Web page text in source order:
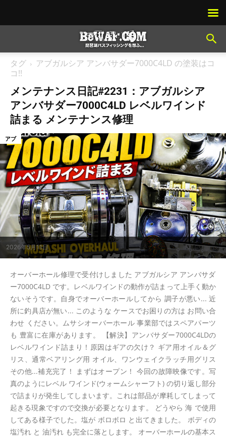
タグ
アブガルシア アンバサダー7000C4LD の塗装はコ
コ!!
メンテナンス日記#2231：アブガルシア
アンバサダー7000C4LD レベルワインド
詰まる メンテナンス修理
2026年5月11日
アブ
オーバーホール修理で受付けしました アブガルシア アンバサダ
ー7000C4LD です。レベルワインドの動作が詰まって上手く動か
ないそうです。自身でオーバーホールしてから 調子が悪い... 近
所に釣具店が無い... このような ケースでお困りの方は お問い合
わせ ください。ムサシオーバーホール 事業部ではスペアパーツ
も 豊富に在庫があります。 【解決】アンバサダー7000C4LDの
レベルワインド詰まり！原因はギアの欠け？ ギア用オイル＆グ
リス、通常ベアリング用 オイル、ワンウェイクラッチ用グリス
その他...補充完了！ まずはオープン！ 今回の故障映像です。写
真のようにレベル ワインド(ウォームシャーフト) の切り返し部分
で詰まりが発生してしまいます。これは部品が摩耗してしまって
起きる現象ですので交換が必要となります。 どうやら 海 で使用
してある様子でした。塩が ボロボロ と出てきました。 ボディの
塩汚れ と 油汚れ も完全に落とします。 オーバーホールの基本ス